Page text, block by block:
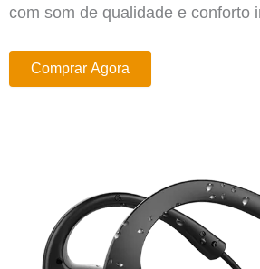
com som de qualidade e conforto
Comprar Agora